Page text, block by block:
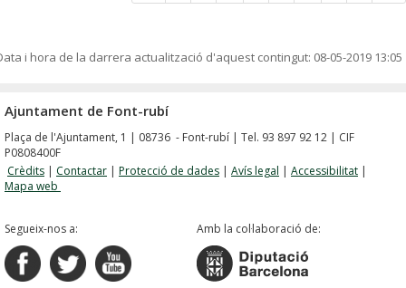
i hora de la darrera actualització d'aquest contingut: 08-05-2019 13:05
Ajuntament de Font-rubí
Plaça de l'Ajuntament, 1 | 08736 - Font-rubí | Tel. 93 897 92 12 | CIF
P0808400F
Crèdits | Contactar | Protecció de dades | Avís legal | Accessibilitat |
Mapa web
Segueix-nos a: Amb la col·laboració de: